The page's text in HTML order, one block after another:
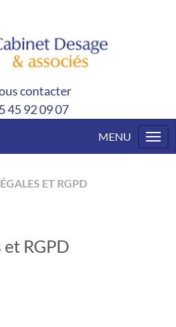
contacter
45 92 09 07
ET RGPD
RGPD